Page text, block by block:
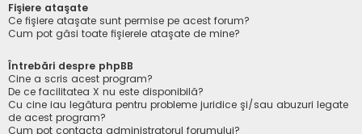
Fişiere ataşate
Ce fişiere ataşate sunt permise pe acest forum?
Cum pot găsi toate fişierele ataşate de mine?
Întrebări despre phpBB
Cine a scris acest program?
De ce facilitatea X nu este disponibilă?
Cu cine iau legătura pentru probleme juridice şi/sau abuzuri legate
de acest program?
Cum pot contacta administratorul forumului?